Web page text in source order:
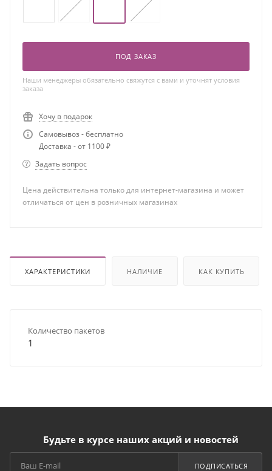
ПОД ЗАКАЗ
Наши менеджеры обязательно свяжутся с вами и уточнят условия
заказа
Хочу в подарок
Самовывоз - бесплатно
Доставка - от 1100 ₽
Задать вопрос
Цена действительна только для интернет-магазина и может
отличаться от цен в розничных магазинах
ХАРАКТЕРИСТИКИ НАЛИЧИЕ КАК КУПИТЬ
Количество пакетов
1
Будьте в курсе наших акций и новостей
ПОДПИСАТЬСЯ